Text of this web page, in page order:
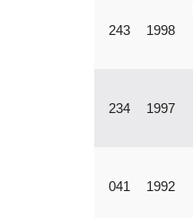
243 1998
234 1997
041 1992